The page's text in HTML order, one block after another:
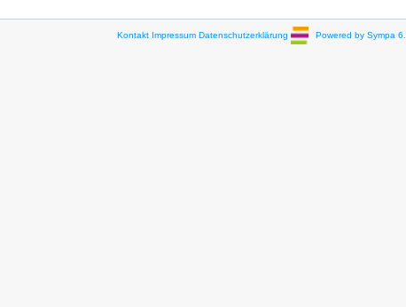
Kontakt Impressum Datenschutzerklärung Powered by Sympa